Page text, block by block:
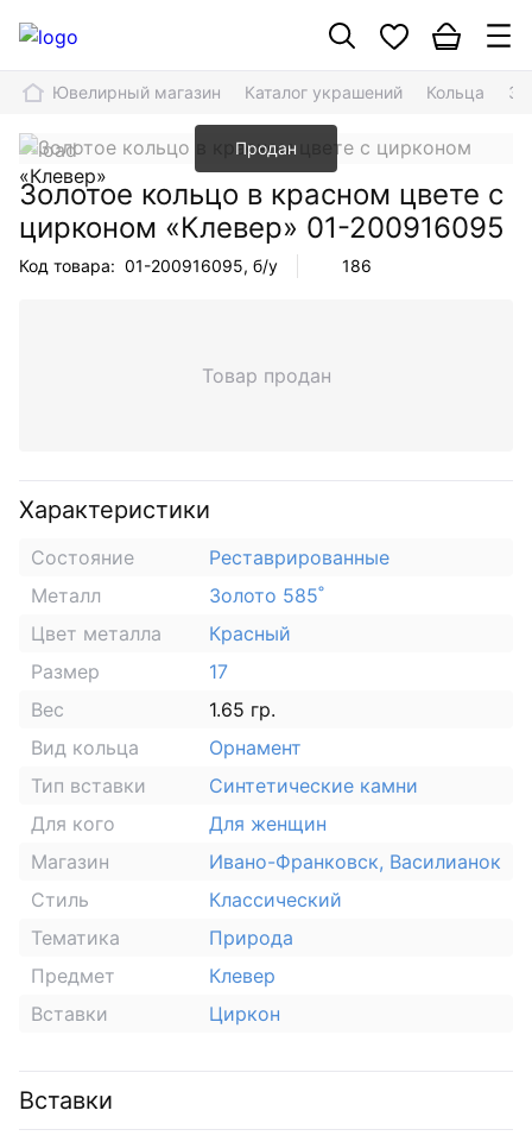
Ювелирный магазин Каталог украшений Кольца
Продан
Золотое кольцо в красном цвете с
цирконом «Клевер» 01-200916095
Код товара: 01-200916095, б/у 186
Товар продан
Характеристики
Состояние
Реставрированные
Металл
Золото 585˚
Цвет металла
Красный
Размер
17
Вес
1.65 гр.
Вид кольца
Орнамент
Тип вставки
Синтетические камни
Для кого
Для женщин
Магазин
Ивано-Франковск, Василианок
Стиль
Классический
Тематика
Природа
Предмет
Клевер
Вставки
Циркон
Вставки